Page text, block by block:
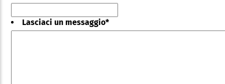
Lasciaci un messaggio*